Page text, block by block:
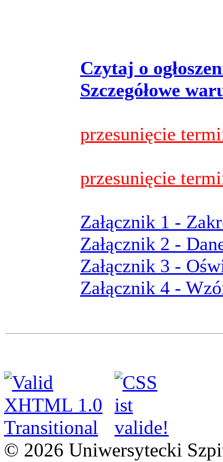
Czytaj o
Szczegółowe
przesunięcie
przesunięcie
Załącznik 1 -
Załącznik 2 -
Załącznik 3 -
Załącznik 4 -
© 2026 Uniwersytecki